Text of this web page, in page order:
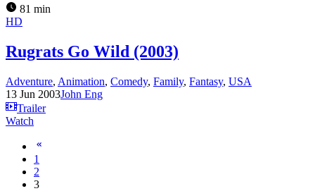
81 min
HD
Rugrats Go Wild (2003)
Adventure, Animation, Comedy, Family, Fantasy, USA
13 Jun 2003John Eng
Trailer
Watch
1
2
3